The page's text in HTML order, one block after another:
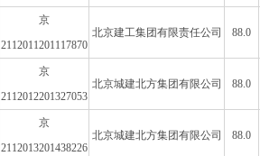
京
2112011201117870
北京建工集团有限责任公司 88.0
京
2112012201327053
北京城建北方集团有限公司 88.0
京
2112013201438226
北京城建北方集团有限公司 88.0